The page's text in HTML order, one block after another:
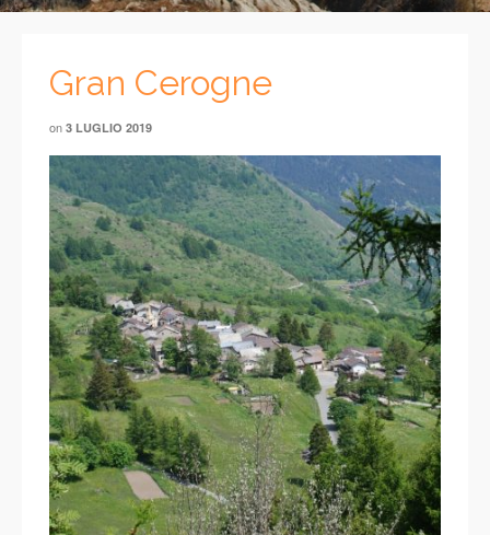
Gran Cerogne
on 3 LUGLIO 2019